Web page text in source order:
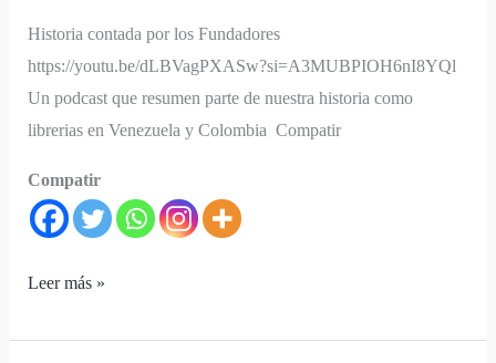
Historia contada por los Fundadores
https://youtu.be/dLBVagPXASw?si=A3MUBPIOH6nI8YQl
Un podcast que resumen parte de nuestra historia como
librerias en Venezuela y Colombia Compatir
Compatir
Leer más »